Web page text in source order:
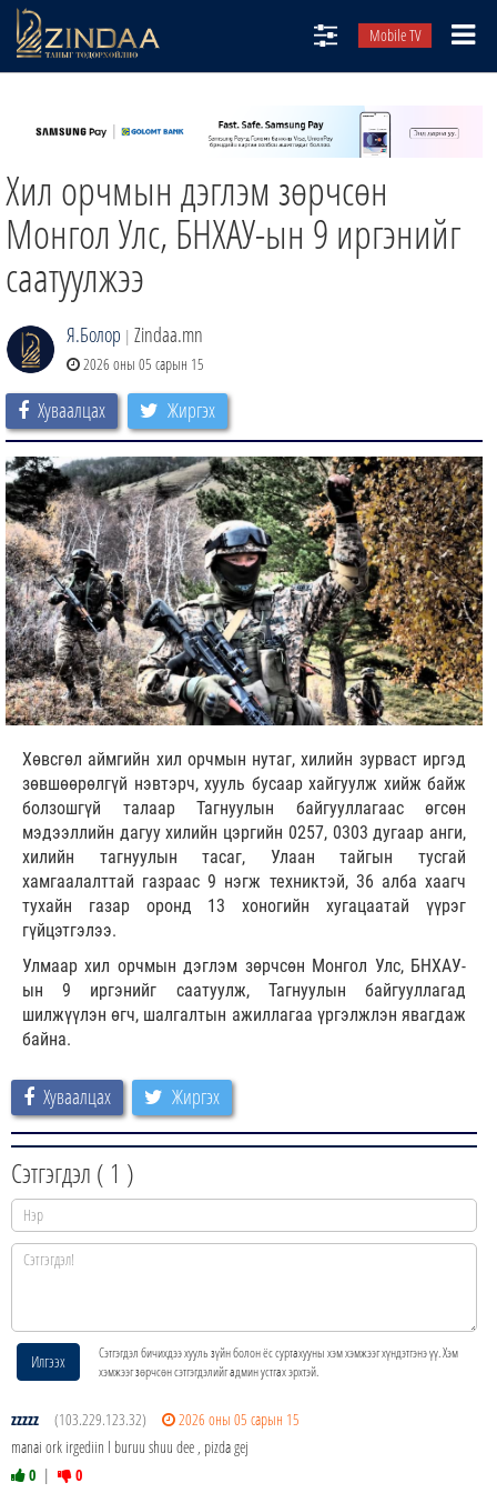
Mobile TV
ТВ8
ӨГЛӨӨНИЙ СОНИН
АУДИО ЗОХИОЛ
Хил орчмын дэглэм зөрчсөн
Монгол Улс, БНХАУ-ын 9 иргэнийг
саатуулжээ
Я.Болор | Zindaa.mn
2026 оны 05 сарын 15
Хуваалцах Жиргэх
Хөвсгөл аймгийн хил орчмын нутаг, хилийн зурваст иргэд
зөвшөөрөлгүй нэвтэрч, хууль бусаар хайгуулж хийж байж
болзошгүй талаар Тагнуулын байгууллагаас өгсөн
мэдээллийн дагуу хилийн цэргийн 0257, 0303 дугаар анги,
хилийн тагнуулын тасаг, Улаан тайгын тусгай
хамгаалалттай газраас 9 нэгж техниктэй, 36 алба хаагч
тухайн газар оронд 13 хоногийн хугацаатай үүрэг
гүйцэтгэлээ.
Улмаар хил орчмын дэглэм зөрчсөн Монгол Улс, БНХАУ-
ын 9 иргэнийг саатуулж, Тагнуулын байгууллагад
шилжүүлэн өгч, шалгалтын ажиллагаа үргэлжлэн явагдаж
байна.
Хуваалцах Жиргэх
Сэтгэгдэл ( 1 )
Илгээх
Сэтгэгдэл бичихдээ хууль зүйн болон ёс суртахууны хэм хэмжээг хүндэтгэнэ үү. Хэм
хэмжээг зөрчсөн сэтгэгдэлийг админ устгах эрхтэй.
zzzzz (103.229.123.32)
2026 оны 05 сарын 15
manai ork irgediin l buruu shuu dee , pizda gej
0 | 0